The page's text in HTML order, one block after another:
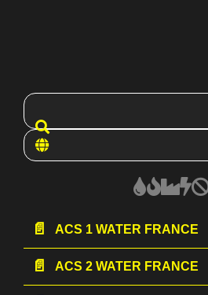
ACS 1 WATER FRANCE
ACS 2 WATER FRANCE